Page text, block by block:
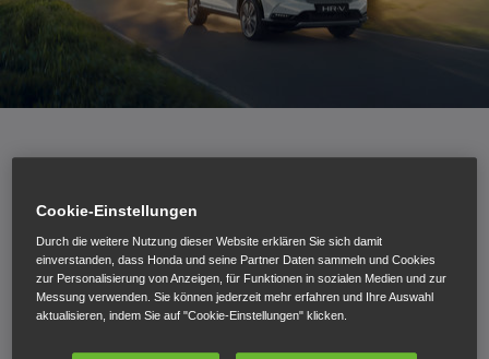
von EUR 31.290,- bzw. ab EUR 199,-/Monat erhältlich
sein
Effizienter und überarbeiteter e:HEV Hybridantrieb als
Serienausstattung
Elegantes Coupé Design in SUV Form mit modernem,
Cookie-Einstellungen
Durch die weitere Nutzung dieser Website erklären Sie sich damit
einverstanden, dass Honda und seine Partner Daten sammeln und Cookies
zur Personalisierung von Anzeigen, für Funktionen in sozialen Medien und zur
Messung verwenden. Sie können jederzeit mehr erfahren und Ihre Auswahl
aktualisieren, indem Sie auf "Cookie-Einstellungen" klicken.